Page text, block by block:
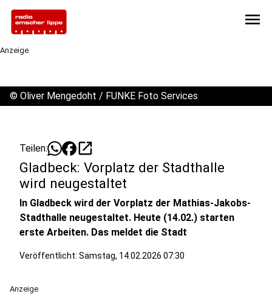
menu
Anzeige
© Oliver Mengedoht / FUNKE Foto Services
Teilen: open_in_new
Gladbeck: Vorplatz der Stadthalle
wird neugestaltet
In Gladbeck wird der Vorplatz der Mathias-Jakobs-
Stadthalle neugestaltet. Heute (14.02.) starten
erste Arbeiten. Das meldet die Stadt
Veröffentlicht: Samstag, 14.02.2026 07:30
Anzeige